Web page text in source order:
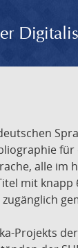
für
alle im
mit
Projekts